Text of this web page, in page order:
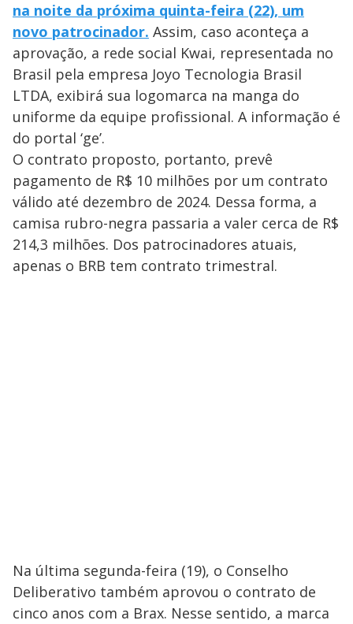
na noite da próxima quinta-feira (22), um
novo patrocinador. Assim, caso aconteça a
aprovação, a rede social Kwai, representada no
Brasil pela empresa Joyo Tecnologia Brasil
LTDA, exibirá sua logomarca na manga do
uniforme da equipe profissional. A informação é
do portal ‘ge’.
O contrato proposto, portanto, prevê
pagamento de R$ 10 milhões por um contrato
válido até dezembro de 2024. Dessa forma, a
camisa rubro-negra passaria a valer cerca de R$
214,3 milhões. Dos patrocinadores atuais,
apenas o BRB tem contrato trimestral.
Na última segunda-feira (19), o Conselho
Deliberativo também aprovou o contrato de
cinco anos com a Brax. Nesse sentido, a marca